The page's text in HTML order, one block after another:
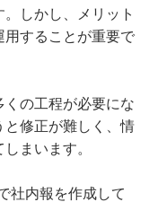
しかし、メリット
用することが重要で
の工程が必要にな
と修正が難しく、情
まいます。
社内報を作成して